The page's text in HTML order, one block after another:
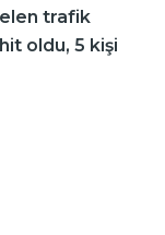
trafik
oldu, 5 kişi